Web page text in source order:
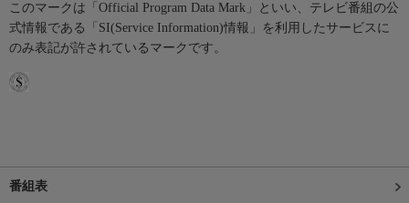
このマークは「Official Program Data Mark」といい、テレビ番組の公
式情報である「SI(Service Information)情報」を利用したサービスに
のみ表記が許されているマークです。
番組表